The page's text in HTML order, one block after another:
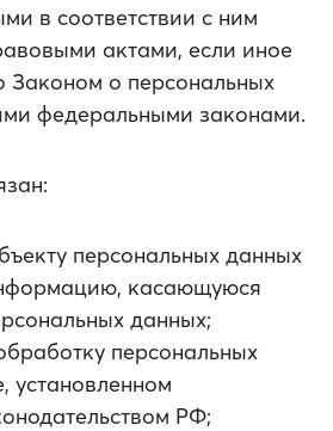
в соответствии с ним
актами, если иное
Законом о персональных
федеральными законами.
персональных данных
касающуюся
данных;
персональных
установленном
РФ;